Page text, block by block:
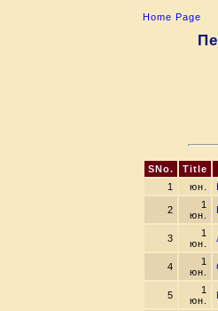
Home Page
SNo. Title
1
юн.
2
1
юн.
3
1
юн.
4
1
юн.
5
1
юн.